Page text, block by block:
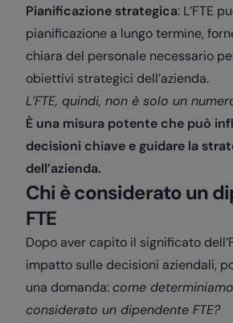
Pianificazione strategica: L’FTE
pianificazione a lungo termine,
chiara del personale necessario
obiettivi strategici dell’azienda.
L’FTE, quindi, non è solo un
È una misura potente che può
decisioni chiave e guidare la
dell’azienda.
Chi è considerato un
FTE
Dopo aver capito il significato
impatto sulle decisioni aziendali,
una domanda:come
considerato un dipendente FTE?